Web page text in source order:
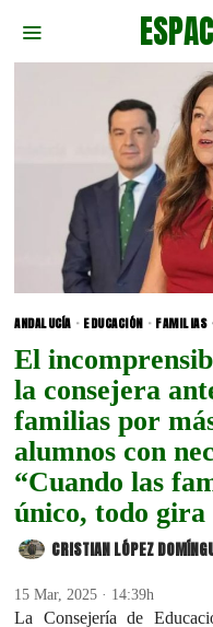
ANDALUCÍA · EDUCACIÓN · FAMILIAS
El
la consejera
familias por
alumnos con
“Cuando las
único, todo gira
CRISTIAN LÓPEZ
15 Mar, 2025 · 14:39h
La Consejería de